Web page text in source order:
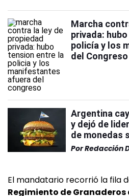
Marcha
privada:
policía y los
del Congreso
Argentina
y dejó de
de monedas
PorRedacción
El mandatario recorrió la fila
Regimiento de